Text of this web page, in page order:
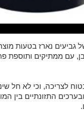
עם ממתיקים ותוספת
לצריכה, וכי לא חל
התזונתיים בין